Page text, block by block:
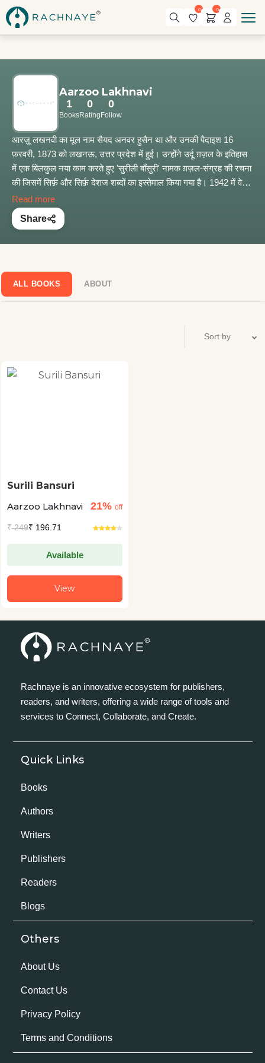
0 0
Aarzoo Lakhnavi
1
Books
0
Rating
0
Follow
आरज़ू लखनवी का मूल नाम सैयद अनवर हुसैन था और उनकी पैदाइश 16
फ़रवरी, 1873 को लखनऊ, उत्तर प्रदेश में हुई। उन्होंने उर्दू ग़ज़ल के इतिहास
में एक बिलकुल नया काम करते हुए 'सुरीली बाँसुरी' नामक ग़ज़ल-संग्रह की रचना
की जिसमें सिर्फ़ और सिर्फ़ देशज शब्दों का इस्तेमाल किया गया है। 1942 में वे
बॉम्बे गए, जहाँ वे हिन्दी फ़िल्म उद्योग से जुड़े। विभाजन के बाद वो पाकिस्तान चले
गए जहाँ वे कराची में रेडियो पाकिस्तान से जुड़े रहे। 17 अप्रैल, 1951 को
कराची में उन्होंने आख़िरी साँस ली।
Read more
Share
ALL BOOKS ABOUT
Surili Bansuri
Aarzoo Lakhnavi
21% off
₹249₹ 196.71
Available
View
Rachnaye is an innovative ecosystem for publishers,
readers, and writers, offering a wide range of tools and
services to Connect, Collaborate, and Create.
Quick Links
Books
Authors
Writers
Publishers
Readers
Blogs
Others
About Us
Contact Us
Privacy Policy
Terms and Conditions